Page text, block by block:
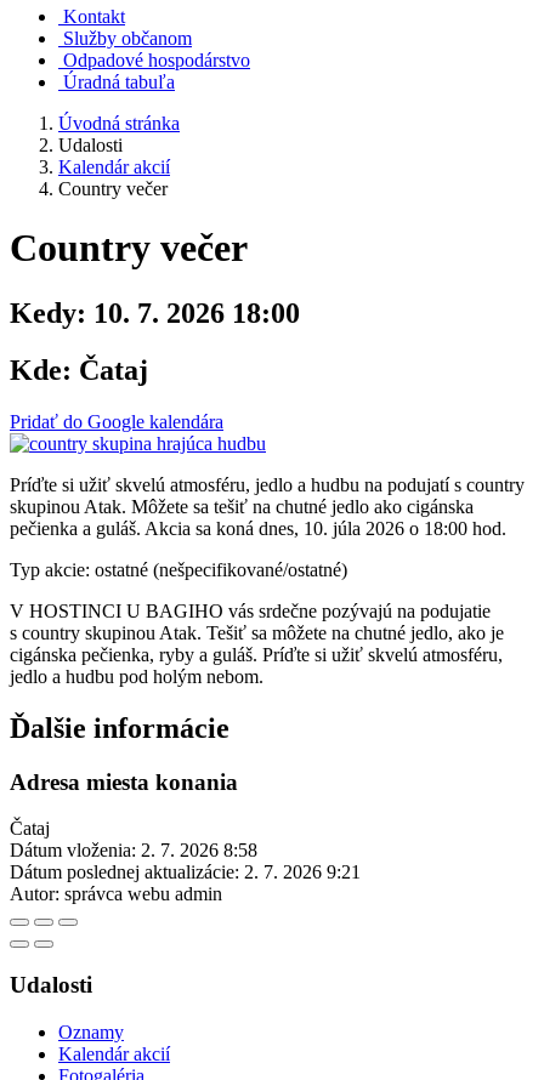
Kontakt
Služby občanom
Odpadové hospodárstvo
Úradná tabuľa
Úvodná stránka
Udalosti
Kalendár akcií
Country večer
Country večer
Kedy: 10. 7. 2026 18:00
Kde: Čataj
Pridať do Google kalendára
Príďte si užiť skvelú atmosféru, jedlo a hudbu na podujatí s country
skupinou Atak. Môžete sa tešiť na chutné jedlo ako cigánska
pečienka a guláš. Akcia sa koná dnes, 10. júla 2026 o 18:00 hod.
Typ akcie: ostatné (nešpecifikované/ostatné)
V HOSTINCI U BAGIHO vás srdečne pozývajú na podujatie
s country skupinou Atak. Tešiť sa môžete na chutné jedlo, ako je
cigánska pečienka, ryby a guláš. Príďte si užiť skvelú atmosféru,
jedlo a hudbu pod holým nebom.
Ďalšie informácie
Adresa miesta konania
Čataj
Dátum vloženia: 2. 7. 2026 8:58
Dátum poslednej aktualizácie: 2. 7. 2026 9:21
Autor: správca webu admin
Udalosti
Oznamy
Kalendár akcií
Fotogaléria